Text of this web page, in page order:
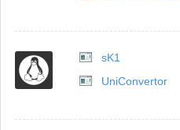
sK1
UniConvertor